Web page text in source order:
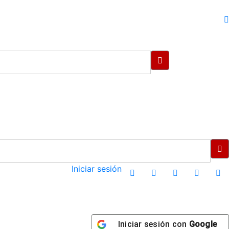
Iniciar sesión
Iniciar sesión con Google